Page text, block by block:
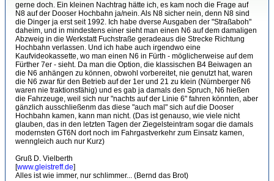
gerne doch. Ein kleinen Nachtrag hätte ich, es kam noch die Frage auf
N8 auf der Dooser Hochbahn ja/nein. Als N8 sicher nein, denn N8 sind
die Dinger ja erst seit 1992. Ich habe dverse Ausgaben der "Straßaboh"
daheim, und in mindestens einer sieht man einen N6 auf dem damaligen
Abzweig in die Werkstatt Fuchstraße geradeaus die Strecke Richtung
Hochbahn verlassen. Und ich habe auch irgendwo eine
Kaufvideokassette, wo man einen N6 in Fürth - möglicherweise auf dem
Fürther 7er - sieht. Da man die Option, die klassischen B4 Beiwagen an
die N6 anhängen zu können, obwohl vorbereitet, nie genutzt hat, waren
die N6 zwar für den Betrieb auf der 1er und 21 zu klein (Nürnberger N6
waren nie traktionsfähig) und es gab ja damals den Spruch, N6 hießen
die Fahrzeuge, weil sich nur "nachts auf der Linie 6" fahren könnten, aber
gänzlich ausschließenm das diese "auch mal" sich auf die Dooser
Hochbahn kamen, kann man nicht. (Das ist genauso, wie viele nicht
glauben, das in den letzten Tagen der Ziegelsteintram sogar die damals
modernsten GT6N dort noch im Fahrgastverkehr zum Einsatz kamen,
wenngleich auch nur Kurz)
Gruß D. Vielberth
[www.gleistreff.de]
Alles ist wie immer, nur schlimmer... (Bernd das Brot)